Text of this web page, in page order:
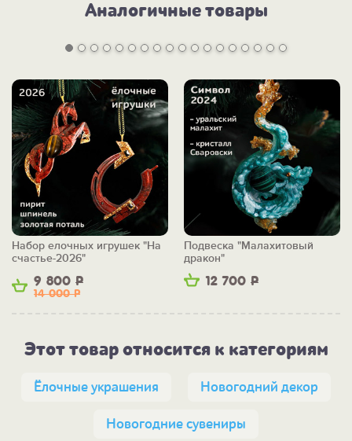
Аналогичные товары
9 800 Р
14 000Р
Набор елочных игрушек "На
счастье-2026"
12 700 Р
Подвеска "Малахитовый
дракон"
Этот товар относится к категориям
Ёлочные украшения Новогодний декор
Новогодние сувениры